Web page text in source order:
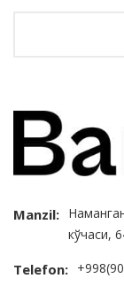
Manzil:
кўчаси,
Telefon: